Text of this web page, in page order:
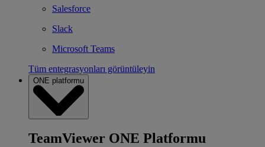
Salesforce
Slack
Microsoft Teams
Tüm entegrasyonları görüntüleyin
ONE platformu
TeamViewer ONE Platformu